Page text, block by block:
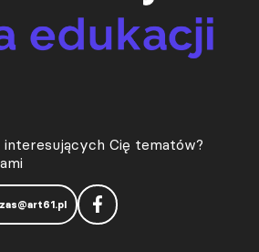
interesujących Cię tematów?